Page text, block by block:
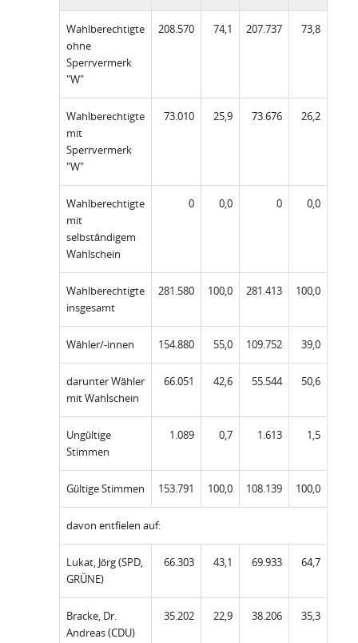
Wahlberechtigte
ohne
Sperrvermerk
"W"
208.570 74,1 207.737 73,8
Wahlberechtigte
mit
Sperrvermerk
"W"
73.010 25,9 73.676 26,2
Wahlberechtigte
mit
selbständigem
Wahlschein
0 0,0 0 0,0
Wahlberechtigte
insgesamt
281.580 100,0 281.413 100,0
Wähler/-innen 154.880 55,0 109.752 39,0
darunter Wähler
mit Wahlschein
66.051 42,6 55.544 50,6
Ungültige
Stimmen
1.089 0,7 1.613 1,5
Gültige Stimmen 153.791 100,0 108.139 100,0
davon entfielen auf:
Lukat, Jörg (SPD,
GRÜNE)
66.303 43,1 69.933 64,7
Bracke, Dr.
Andreas (CDU)
35.202 22,9 38.206 35,3